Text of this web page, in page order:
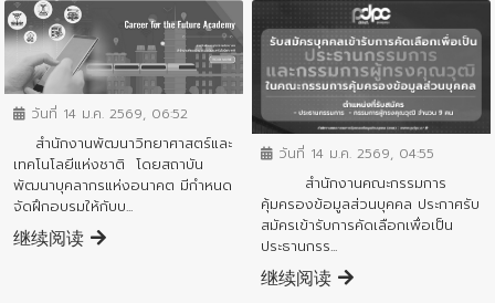
ข่าวประชาสัมพันธ์
วันที่ 14 ม.ค. 2569, 06:52
สำนักงานพัฒนาวิทยาศาสตร์และ
เทคโนโลยีแห่งชาติ โดยสถาบัน
พัฒนาบุคลากรแห่งอนาคต มีกำหนด
จัดฝึกอบรมให้กับบ...
继续阅读
ข่าวประชาสัมพันธ์
วันที่ 14 ม.ค. 2569, 04:55
สำนักงานคณะกรรมการ
คุ้มครองข้อมูลส่วนบุคคล ประกาศรับ
สมัครเข้ารับการคัดเลือกเพื่อเป็น
ประธานกรร...
继续阅读